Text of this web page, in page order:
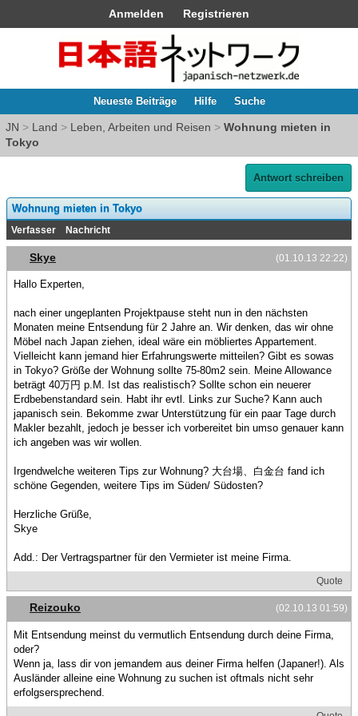
Anmelden Registrieren
Neueste Beiträge Hilfe Suche
JN > Land > Leben, Arbeiten und Reisen > Wohnung mieten in
Tokyo
Antwort schreiben
Wohnung mieten in Tokyo
Verfasser Nachricht
(01.10.13 22:22)
Skye
Hallo Experten,
nach einer ungeplanten Projektpause steht nun in den nächsten
Monaten meine Entsendung für 2 Jahre an. Wir denken, das wir ohne
Möbel nach Japan ziehen, ideal wäre ein möbliertes Appartement.
Vielleicht kann jemand hier Erfahrungswerte mitteilen? Gibt es sowas
in Tokyo? Größe der Wohnung sollte 75-80m2 sein. Meine Allowance
beträgt 40万円 p.M. Ist das realistisch? Sollte schon ein neuerer
Erdbebenstandard sein. Habt ihr evtl. Links zur Suche? Kann auch
japanisch sein. Bekomme zwar Unterstützung für ein paar Tage durch
Makler bezahlt, jedoch je besser ich vorbereitet bin umso genauer kann
ich angeben was wir wollen.
Irgendwelche weiteren Tips zur Wohnung? 大台場、白金台 fand ich
schöne Gegenden, weitere Tips im Süden/ Südosten?
Herzliche Grüße,
Skye
Add.: Der Vertragspartner für den Vermieter ist meine Firma.
Quote
(02.10.13 01:59)
Reizouko
Mit Entsendung meinst du vermutlich Entsendung durch deine Firma,
oder?
Wenn ja, lass dir von jemandem aus deiner Firma helfen (Japaner!). Als
Ausländer alleine eine Wohnung zu suchen ist oftmals nicht sehr
erfolgsersprechend.